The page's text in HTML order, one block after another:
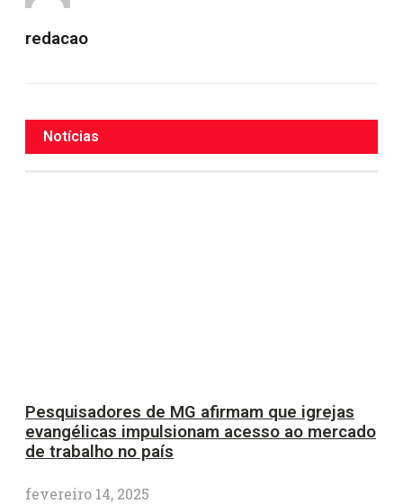
redacao
Notícias
Pesquisadores de MG afirmam que igrejas
evangélicas impulsionam acesso ao mercado
de trabalho no país
fevereiro 14, 2025